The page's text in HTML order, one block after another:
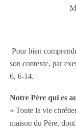
Pour bien
son contexte, par
6, 6-14.
Notre Père qui es
« Toute la vie
maison du Père,